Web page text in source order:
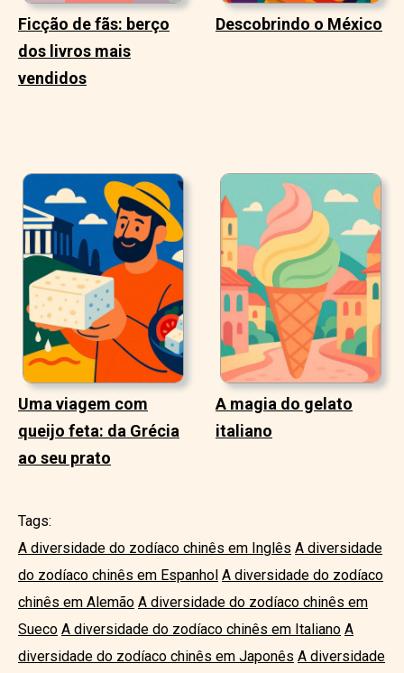
Ficção de fãs: berço
dos livros mais
vendidos
Descobrindo o México
Uma viagem com
queijo feta: da Grécia
ao seu prato
A magia do gelato
italiano
Tags:
A diversidade do zodíaco chinês em Inglês A diversidade
do zodíaco chinês em Espanhol A diversidade do zodíaco
chinês em Alemão A diversidade do zodíaco chinês em
Sueco A diversidade do zodíaco chinês em Italiano A
diversidade do zodíaco chinês em Japonês A diversidade